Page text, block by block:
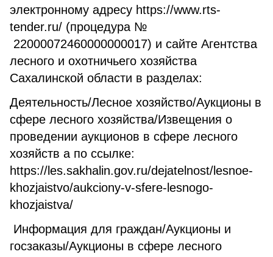
электронному адресу https://www.rts-
tender.ru/ (процедура №
22000072460000000017) и сайте Агентства
лесного и охотничьего хозяйства
Сахалинской области в разделах:
Деятельность/Лесное хозяйство/Аукционы в
сфере лесного хозяйства/Извещения о
проведении аукционов в сфере лесного
хозяйств а по ссылке:
https://les.sakhalin.gov.ru/dejatelnost/lesnoe-
khozjaistvo/aukciony-v-sfere-lesnogo-
khozjaistva/
Информация для граждан/Аукционы и
госзаказы/Аукционы в сфере лесного